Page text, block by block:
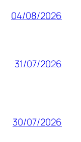
04/08/2026
31/07/2026
30/07/2026